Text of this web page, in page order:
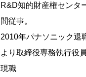
R&D知的財産権センタ
間従事。
2010年パナソニック退
より取締役専務執行役
現職